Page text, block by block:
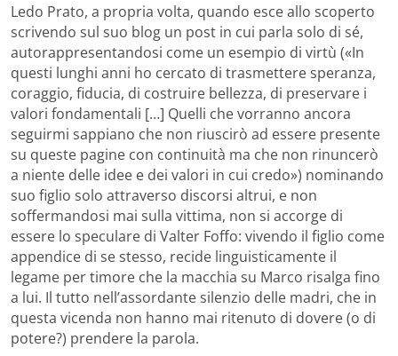
Ledo Prato, a propria volta, quando esce allo scoperto
scrivendo sul suo blog un post in cui parla solo di sé,
autorappresentandosi come un esempio di virtù («In
questi lunghi anni ho cercato di trasmettere speranza,
coraggio, fiducia, di costruire bellezza, di preservare i
valori fondamentali […] Quelli che vorranno ancora
seguirmi sappiano che non riuscirò ad essere presente
su queste pagine con continuità ma che non rinuncerò
a niente delle idee e dei valori in cui credo») nominando
suo figlio solo attraverso discorsi altrui, e non
soffermandosi mai sulla vittima, non si accorge di
essere lo speculare di Valter Foffo: vivendo il figlio come
appendice di se stesso, recide linguisticamente il
legame per timore che la macchia su Marco risalga fino
a lui. Il tutto nell’assordante silenzio delle madri, che in
questa vicenda non hanno mai ritenuto di dovere (o di
potere?) prendere la parola.